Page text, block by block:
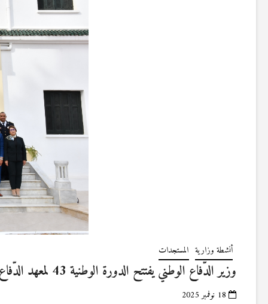
أنشطة وزارية المستجدات
وزير الدّفاع الوطني يفتتح الدورة الوطنية 43 لمعهد الدّفاع الوطني (صور+فيديو)
18 نوفمبر 2025